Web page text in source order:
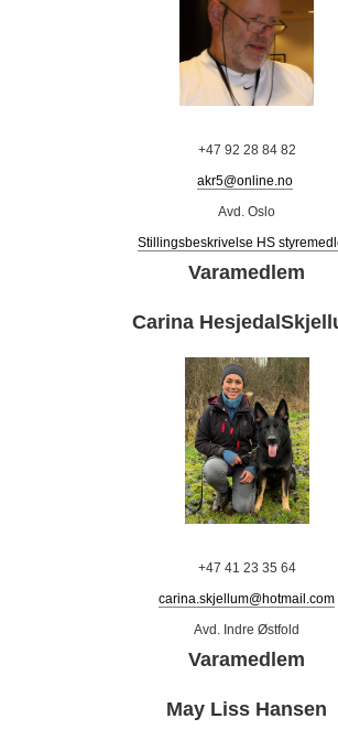
+47 92 28 84 82
akr5@online.no
Avd. Oslo
Stillingsbeskrivelse HS
Varamedlem
Carina
+47 41 23 35 64
carina.skjellum@hotmail.com
Avd. Indre Østfold
Varamedlem
May Liss Hansen